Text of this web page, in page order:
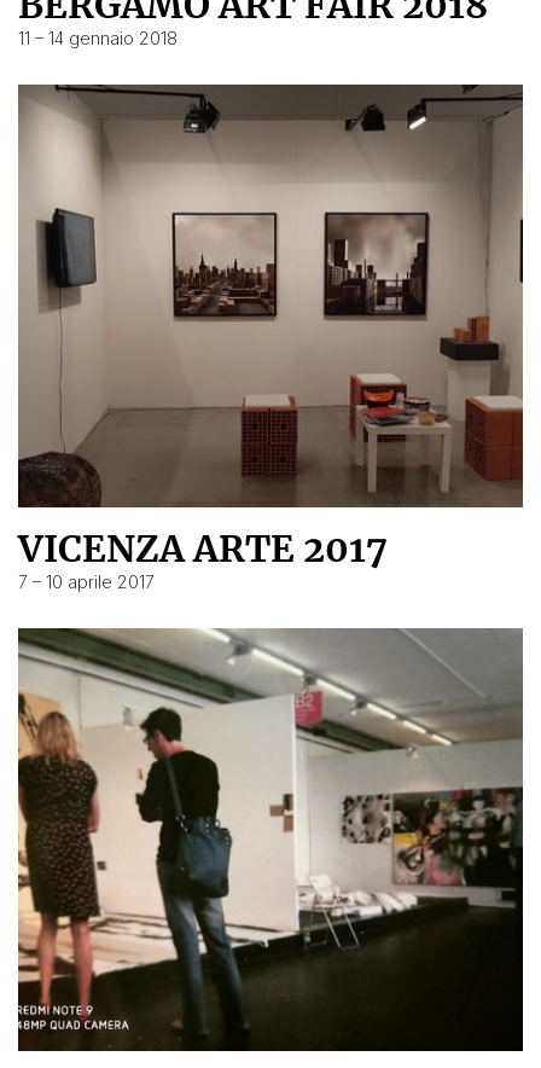
11 – 14 gennaio 2018
VICENZA ARTE 2017
7 – 10 aprile 2017